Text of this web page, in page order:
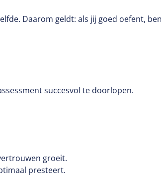
Daarom geldt: als jij goed oefent,
succesvol te doorlopen.
groeit.
presteert.